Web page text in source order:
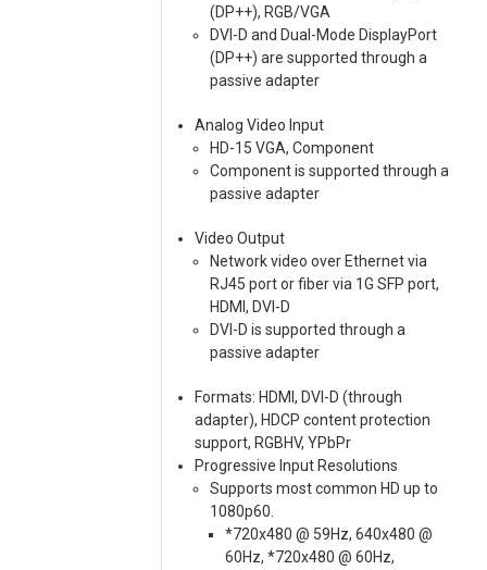
(DP++), RGB/VGA
DVI-D and Dual-Mode DisplayPort
(DP++) are supported through a
passive adapter
Analog Video Input
HD-15 VGA, Component
Component is supported through a
passive adapter
Video Output
Network video over Ethernet via
RJ45 port or fiber via 1G SFP port,
HDMI, DVI-D
DVI-D is supported through a
passive adapter
Formats: HDMI, DVI-D (through
adapter), HDCP content protection
support, RGBHV, YPbPr
Progressive Input Resolutions
Supports most common HD up to
1080p60.
*720x480 @ 59Hz, 640x480 @
60Hz, *720x480 @ 60Hz,